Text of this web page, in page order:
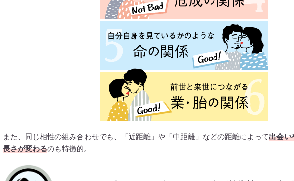
また、同じ相性の組み合わせでも、「近距離」や「中距離」などの距離によって出会い
長さが変わるのも特徴的。